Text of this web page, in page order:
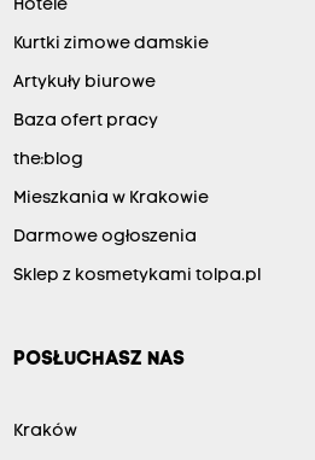
Hotele
Kurtki zimowe damskie
Artykuły biurowe
Baza ofert pracy
the:blog
Mieszkania w Krakowie
Darmowe ogłoszenia
Sklep z kosmetykami tolpa.pl
POSŁUCHASZ NAS
Kraków